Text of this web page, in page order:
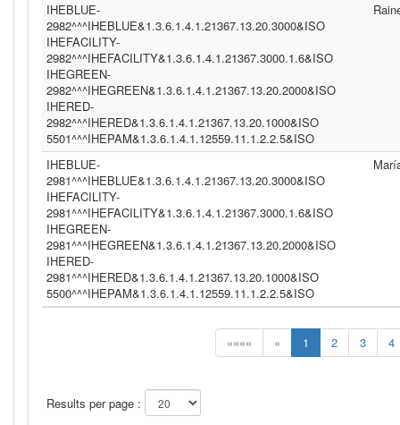
«««« « 1 2 3 4
Results per page :
IHEBLUE-
2982^^^IHEBLUE&1.3.6.1.4.1.21367.13.20.3000&ISO
IHEFACILITY-
2982^^^IHEFACILITY&1.3.6.1.4.1.21367.3000.1.6&ISO
IHEGREEN-
2982^^^IHEGREEN&1.3.6.1.4.1.21367.13.20.2000&ISO
IHERED-
2982^^^IHERED&1.3.6.1.4.1.21367.13.20.1000&ISO
5501^^^IHEPAM&1.3.6.1.4.1.12559.11.1.2.2.5&ISO
IHEBLUE-
2981^^^IHEBLUE&1.3.6.1.4.1.21367.13.20.3000&ISO
IHEFACILITY-
2981^^^IHEFACILITY&1.3.6.1.4.1.21367.3000.1.6&ISO
IHEGREEN-
2981^^^IHEGREEN&1.3.6.1.4.1.21367.13.20.2000&ISO
IHERED-
2981^^^IHERED&1.3.6.1.4.1.21367.13.20.1000&ISO
5500^^^IHEPAM&1.3.6.1.4.1.12559.11.1.2.2.5&ISO